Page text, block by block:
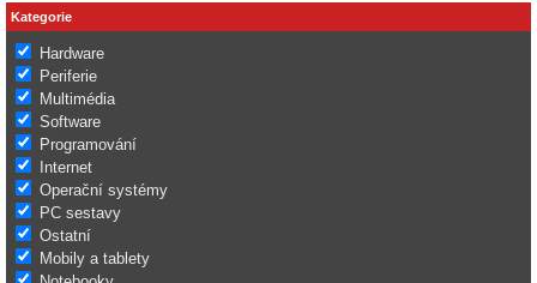
Kategorie
Hardware
Periferie
Multimédia
Software
Programování
Internet
Operační systémy
PC sestavy
Ostatní
Mobily a tablety